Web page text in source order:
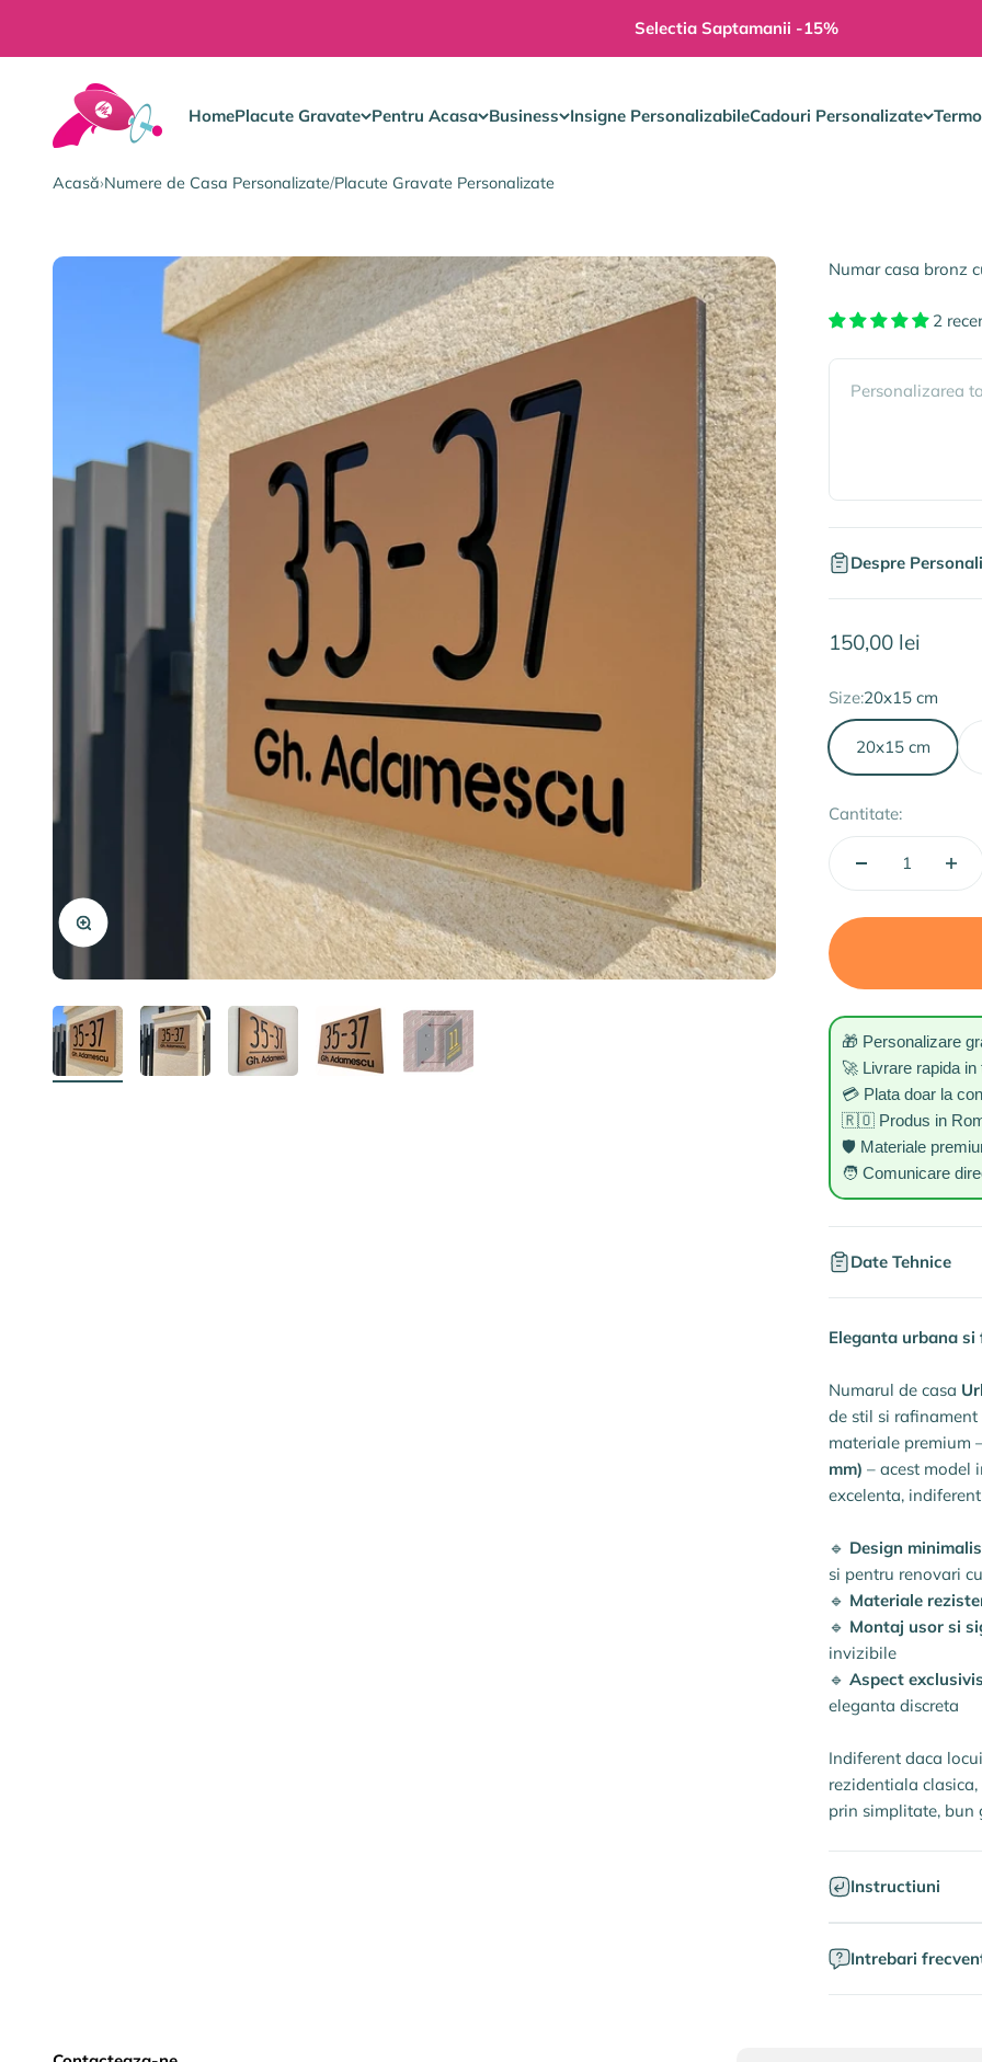
Selectia Saptamanii -15%
HomePlacute Gravate Pentru Acasa Business Insigne PersonalizabileCadouri Personalizate
Gravura Pe Orice
Acasă›Numere de Casa Personalizate/Placute Gravate Personalizate
Mărește
Numar casa bronz
2
Personalizarea ta
Despre
Preț redus
150,00 lei
Size:20x15 cm
20x15 cm
Cantitate:
🎁 Personalizare
🚀 Livrare rapida in
💳 Plata doar la
🇷🇴 Produs in
🛡️ Materiale
🧑 Comunicare
Date Tehnice
Eleganta urbana
Numarul de casa
de stil si
materiale premium
mm) – acest model
excelenta,
🔹 Design
si pentru renovari
🔹 Materiale
🔹 Montaj usor si
invizibile
🔹 Aspect
eleganta discreta
Indiferent daca
rezidentiala clasica,
prin simplitate, bun
Instructiuni
Intrebari